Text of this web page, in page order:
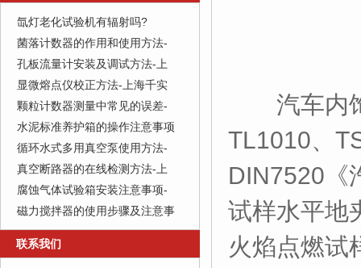
氙灯老化试验机有辐射吗?
菌落计数器的作用和使用方法-
孔板流量计安装及调试方法-上
显微熔点仪校正方法-上海千实
颗粒计数器测量中常见的误差-
水泥标准养护箱的操作注意事项
循环水式多用真空泵使用方法-
真空断路器的在线检测方法-上
腐蚀气体试验箱安装注意事项-
磁力搅拌器的使用步骤及注意事
联系我们
汽车内饰
TL1010、
DIN7520《
试样水平地
火焰点燃试